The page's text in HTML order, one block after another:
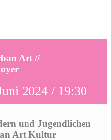
Art //
2024 / 19:30
und Jugendlichen
Art Kultur